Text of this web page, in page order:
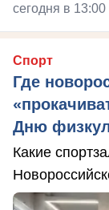
сегодня в 13:00
Спорт
Где
Дню
Какие